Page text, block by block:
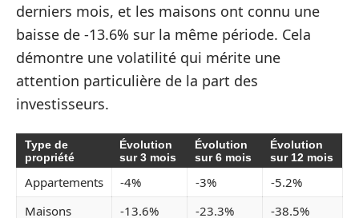
derniers mois, et les maisons ont connu une
baisse de -13.6% sur la même période. Cela
démontre une volatilité qui mérite une
attention particulière de la part des
investisseurs.
Type de
propriété
Évolution
sur 3 mois
Évolution
sur 6 mois
Évolution
sur 12 mois
Appartements -4% -3%
-5.2%
Maisons
-13.6% -23.3% -38.5%